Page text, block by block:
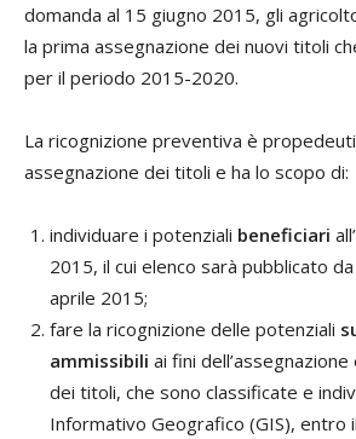
domanda al 15 giugno 2015, gli
la prima assegnazione dei nuovi titoli
per il periodo 2015-2020.
La ricognizione preventiva è
assegnazione dei titoli e ha lo scopo di:
individuare i potenziali beneficiari
2015, il cui elenco sarà pubblicato
aprile 2015;
fare la ricognizione delle potenziali
ammissibili ai fini
dei titoli, che sono classificate e
Informativo Geografico (GIS), entro